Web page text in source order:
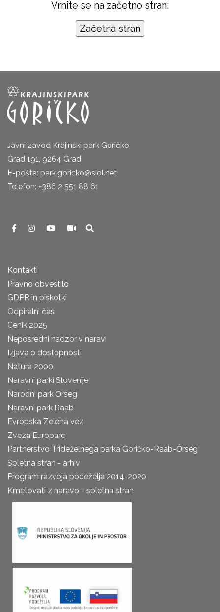
Vrnite se na začetno stran:
Javni zavod Krajinski park Goričko
Grad 191, 9264 Grad
E-pošta: park.goricko@siol.net
Telefon: +386 2 551 88 61
Kontakti
Pravno obvestilo
GDPR in piškotki
Odpiralni čas
Cenik 2025
Neposredni nadzor v naravi
Izjava o dostopnosti
Natura 2000
Naravni parki Slovenije
Narodni park Őrseg
Naravni park Raab
Evropska Zelena vez
Zveza Europarc
Partnerstvo Trideželnega parka Goričko-Raab-Őrség
Spletna stran - arhiv
Program razvoja podeželja 2014-2020
Kmetovati z naravo - spletna stran